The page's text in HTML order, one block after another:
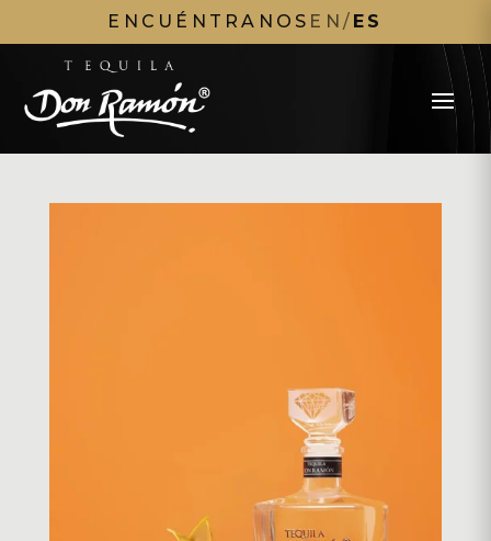
ENCUÉNTRANOS EN / ES